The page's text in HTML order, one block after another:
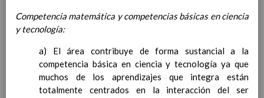
EducaciÃ³n Infantil (Segundo Ciclo)
Ãreas Curriculares
InterrelaciÃ³n de las inteligencias
mÃºltiples con los objetivos generales
y de Ã¡reas curriculares.
Competencia matemática y competencias básicas en ciencia
y tecnología:
a) El área contribuye de forma sustancial a la
competencia básica en ciencia y tecnología ya que
muchos de los aprendizajes que integra están
totalmente centrados en la interacción del ser